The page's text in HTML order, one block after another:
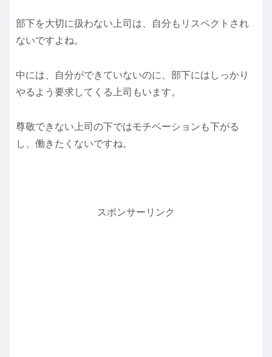
部下を大切に扱わない上司は、自分もリスペクトされ
ないですよね。
中には、自分ができていないのに、部下にはしっかり
やるよう要求してくる上司もいます。
尊敬できない上司の下ではモチベーションも下がる
し、働きたくないですね。
スポンサーリンク